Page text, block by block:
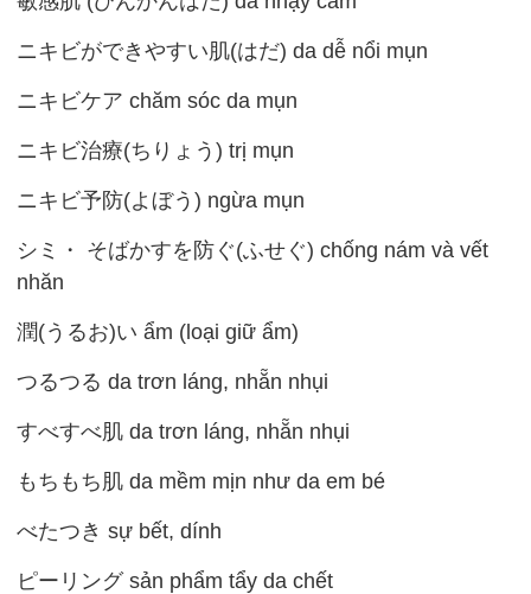
ニキビができやすい肌(はだ) da dễ nổi mụn
ニキビケア chăm sóc da mụn
ニキビ治療(ちりょう) trị mụn
ニキビ予防(よぼう) ngừa mụn
シミ・ そばかすを防ぐ(ふせぐ) chống nám và vết
nhăn
潤(うるお)い ẩm (loại giữ ẩm)
つるつる da trơn láng, nhẵn nhụi
すべすべ肌 da trơn láng, nhẵn nhụi
もちもち肌 da mềm mịn như da em bé
べたつき sự bết, dính
ピーリング sản phẩm tẩy da chết